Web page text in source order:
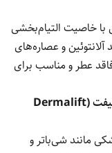
خاصیت التیام‌بخشی
آلانتوئین و عصاره‌های
عطر و مناسب برای
کرم مرطوب کننده بدن هیدرالیفت درمالیفت (Dermalift
مانند شی‌باتر و